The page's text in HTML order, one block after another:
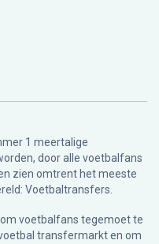
1 meertalige
door alle voetbalfans
zien omtrent het meeste
Voetbaltransfers.
voetbalfans tegemoet te
transfermarkt en om